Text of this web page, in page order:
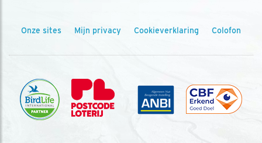
Onze sites Mijn privacy Cookieverklaring Colofon